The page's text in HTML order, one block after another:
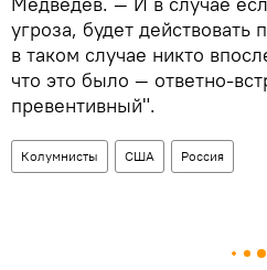
угроза, будет
в таком случае никто
что это было — ответно-
превентивный".
Колумнисты США Россия